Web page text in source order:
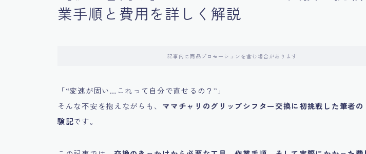
業手順と費用を詳しく解説
記事内に商品プロモーションを含む場合があります
「“変速が固い…これって自分で直せるの？”」
そんな不安を抱えながらも、 ママチャリのグリップシフター交換に初挑戦した筆者の
験記です。